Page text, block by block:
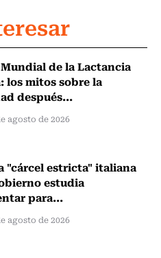
de la Lactancia
los mitos sobre la
después...
agosto de 2026
"cárcel estricta" italiana
estudia
para...
agosto de 2026